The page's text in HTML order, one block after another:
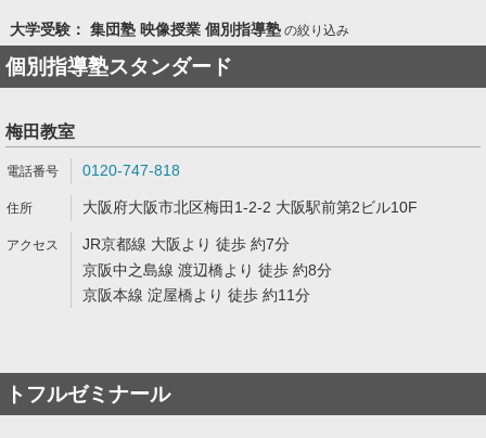
大学受験： 集団塾 映像授業 個別指導塾の絞り込み
個別指導塾スタンダード
梅田教室
0120-747-818
大阪府大阪市北区梅田1-2-2 大阪駅前第2ビル10F
JR京都線 大阪より 徒歩 約7分
京阪中之島線 渡辺橋より 徒歩 約8分
京阪本線 淀屋橋より 徒歩 約11分
トフルゼミナール